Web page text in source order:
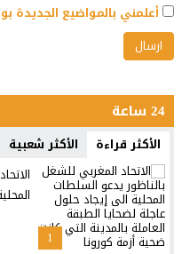
أعلمني بالمواضيع الجديدة
24 ساعة
الأكثر قراءة الأكثر شعبية
1